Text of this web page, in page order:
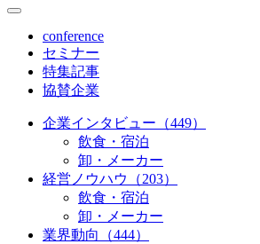
conference
セミナー
特集記事
協賛企業
企業インタビュー（449）
飲食・宿泊
卸・メーカー
経営ノウハウ（203）
飲食・宿泊
卸・メーカー
業界動向（444）